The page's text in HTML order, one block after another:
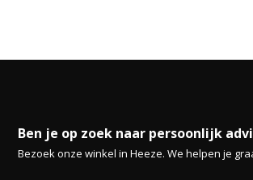
Ben je op zoek naar persoonlijk
Bezoek onze winkel in Heeze. We helpen je